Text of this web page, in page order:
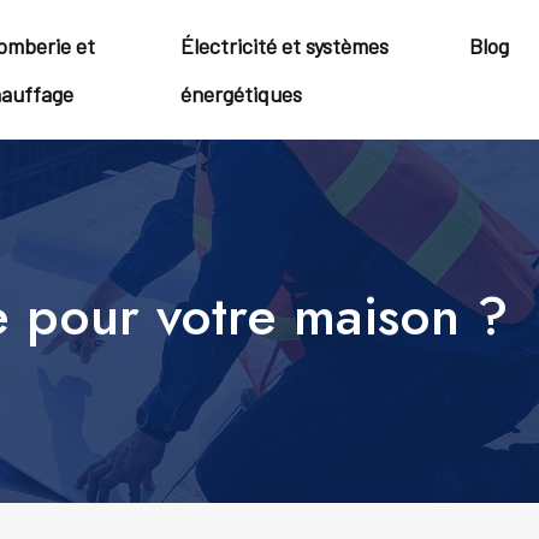
et
Électricité et systèmes
énergétiques
Blog
pour votre maison ?